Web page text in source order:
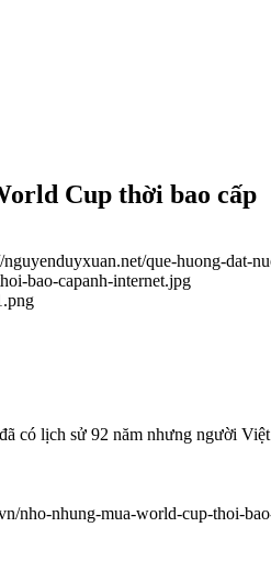
Cup thời bao cấp
nguyenduyxuan.net/que-huong-dat-
bao-capanh-internet.jpg
có lịch sử 92 năm nhưng người
nho-nhung-mua-world-cup-thoi-